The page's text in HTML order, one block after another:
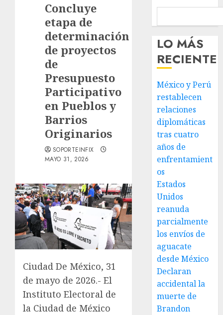
Concluye
etapa de
determinación
de proyectos
de
Presupuesto
Participativo
en Pueblos y
Barrios
Originarios
SOPORTEINFIX
MAYO 31, 2026
Ciudad De México, 31
de mayo de 2026.- El
Instituto Electoral de
la Ciudad de México
LO MÁS
RECIENTE
México y Perú
restablecen
relaciones
diplomáticas
tras cuatro
años de
enfrentamient
os
Estados
Unidos
reanuda
parcialmente
los envíos de
aguacate
desde México
Declaran
accidental la
muerte de
Brandon